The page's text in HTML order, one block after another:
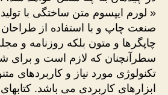
« لورم ایپسوم متن ساختگی با
صنعت چاپ و با استفاده از
چاپگرها و متون بلکه روزنامه و
سطرآنچنان که لازم است و برای
تکنولوژی مورد نیاز و کاربردهای
ابزارهای کاربردی می باشد.